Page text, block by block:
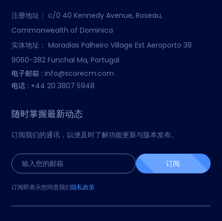
注册地址： c/0 40 Kennedy Avenue, Roseau,
Commonwealth of Dominica
实体地址： Moradias Palheiro Village Est Aeroporto 38
9060-382 Funchal Ma, Portugal
电子邮箱 : info@scorecm.com
电话 : +44 20 3807 5948
随时掌握最新动态
订阅我们的通讯，以便及时了解功能更新与版本发布。
订阅
订阅即表示您同意我们隐私政策